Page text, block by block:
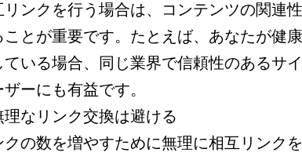
リンクを行う場合は、コンテンツの関連
ことが重要です。たとえば、あなたが健
ている場合、同じ業界で信頼性のあるサ
ザーにも有益です。
理なリンク交換は避ける
クの数を増やすために無理に相互リンク